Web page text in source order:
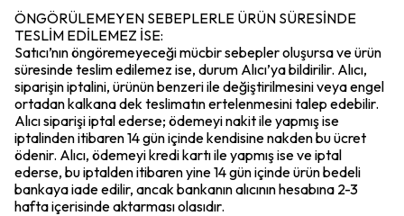
ÖNGÖRÜLEMEYEN SEBEPLERLE ÜRÜN SÜRESİNDE
TESLİM EDİLEMEZ İSE:
Satıcı’nın öngöremeyeceği mücbir sebepler oluşursa ve ürün
süresinde teslim edilemez ise, durum Alıcı’ya bildirilir. Alıcı,
siparişin iptalini, ürünün benzeri ile değiştirilmesini veya engel
ortadan kalkana dek teslimatın ertelenmesini talep edebilir.
Alıcı siparişi iptal ederse; ödemeyi nakit ile yapmış ise
iptalinden itibaren 14 gün içinde kendisine nakden bu ücret
ödenir. Alıcı, ödemeyi kredi kartı ile yapmış ise ve iptal
ederse, bu iptalden itibaren yine 14 gün içinde ürün bedeli
bankaya iade edilir, ancak bankanın alıcının hesabına 2-3
hafta içerisinde aktarması olasıdır.